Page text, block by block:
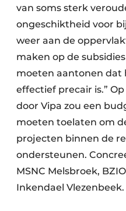
van soms sterk
ongeschiktheid voor
weer aan de
maken op de
moeten aantonen
effectief precair is.”
door Vipa zou een
moeten toelaten om
projecten binnen de
ondersteunen.
MSNC Melsbroek,
Inkendael Vlezenbeek.